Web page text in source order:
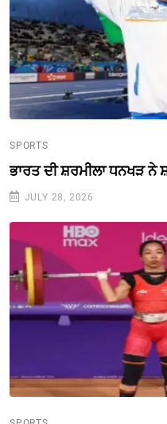
SPORTS
ਭਾਰਤ ਦੀ ਸ਼ਰਮੀਲਾ ਧਨਖੜ ਨੇ
JULY 28, 2026